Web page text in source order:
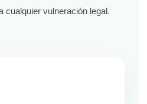
cualquier vulneración legal.